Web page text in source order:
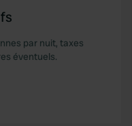
partners who
from your use
par nuit, taxes
éventuels.